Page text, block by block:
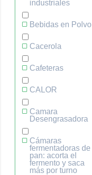
industriales
Bebidas en Polvo
Cacerola
Cafeteras
CALOR
Camara
Desengrasadora
Cámaras
fermentadoras de
pan: acorta el
fermento y saca
más por turno